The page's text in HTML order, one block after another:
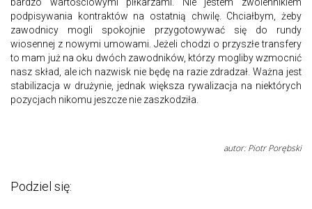
bardzo wartościowymi piłkarzami. Nie jestem zwolennikiem
podpisywania kontraktów na ostatnią chwilę. Chciałbym, żeby
zawodnicy mogli spokojnie przygotowywać się do rundy
wiosennej z nowymi umowami. Jeżeli chodzi o przyszłe transfery
to mam już na oku dwóch zawodników, którzy mogliby wzmocnić
nasz skład, ale ich nazwisk nie będę na razie zdradzał. Ważna jest
stabilizacja w drużynie, jednak większa rywalizacja na niektórych
pozycjach nikomu jeszcze nie zaszkodziła.
autor: Piotr Porębski
Podziel się: